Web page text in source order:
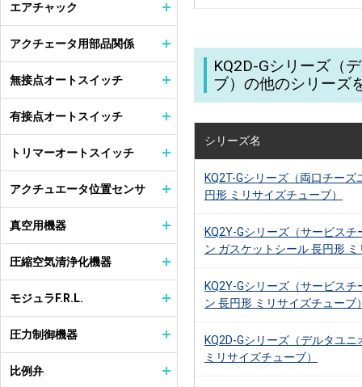
KQ2D-Gシリーズ（
ブ）の他のシリーズ
シリーズ名
KQ2T-Gシリーズ（両口チーズ
円形 ミリサイズチューブ）
KQ2Y-Gシリーズ（サービスチ
ン ガスケットシール 長円形 ミ
KQ2Y-Gシリーズ（サービスチ
ン 長円形 ミリサイズチューブ
KQ2D-Gシリーズ（デルタユニ
ミリサイズチューブ）
エアチャック
アクチェータ用部品関係
無接点オートスイッチ
有接点オートスイッチ
トリマーオートスイッチ
アクチュエータ位置センサ
真空用機器
圧縮空気清浄化機器
モジュラF.R.L.
圧力制御機器
比例弁